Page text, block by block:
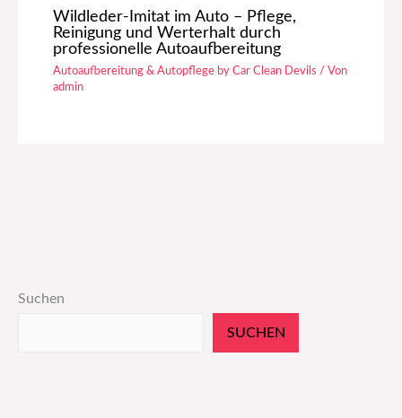
Wildleder-Imitat im Auto – Pflege,
Reinigung und Werterhalt durch
professionelle Autoaufbereitung
Autoaufbereitung & Autopflege by Car Clean Devils / Von
admin
Suchen
SUCHEN